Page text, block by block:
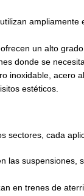
un alto
donde se
inoxidable, acero
estéticos.
sectores, cada
las suspensiones,
en trenes de